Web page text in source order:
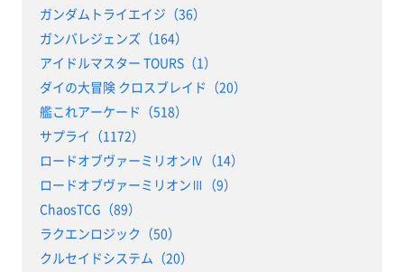
ガンダムトライエイジ（36）
ガンバレジェンズ（164）
アイドルマスター TOURS（1）
ダイの大冒険 クロスブレイド（20）
艦これアーケード（518）
サプライ（1172）
ロードオブヴァーミリオンⅣ（14）
ロードオブヴァーミリオンⅢ（9）
ChaosTCG（89）
ラクエンロジック（50）
クルセイドシステム（20）